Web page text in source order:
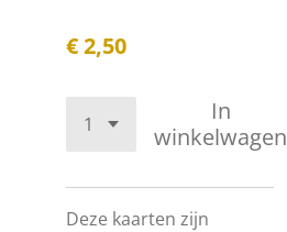
€ 2,50
In
winkelwagen
Deze kaarten zijn